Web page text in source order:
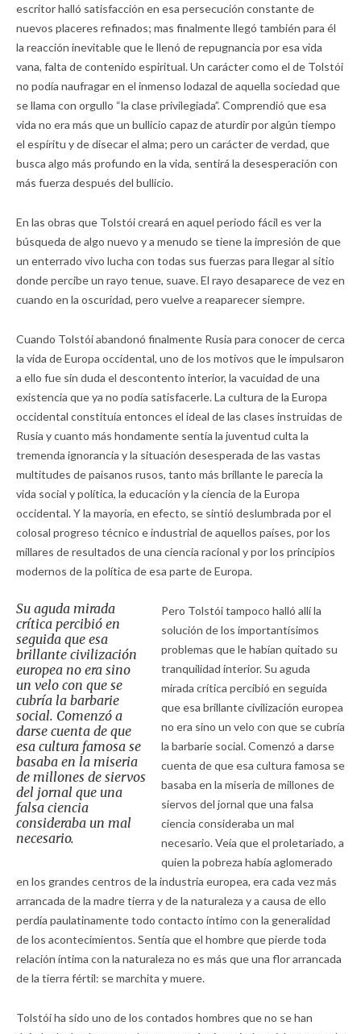
escritor halló satisfacción en esa persecución constante de
nuevos placeres refinados; mas finalmente llegó también para él
la reacción inevitable que le llenó de repugnancia por esa vida
vana, falta de contenido espiritual. Un carácter como el de Tolstói
no podía naufragar en el inmenso lodazal de aquella sociedad que
se llama con orgullo “la clase privilegiada”. Comprendió que esa
vida no era más que un bullicio capaz de aturdir por algún tiempo
el espíritu y de disecar el alma; pero un carácter de verdad, que
busca algo más profundo en la vida, sentirá la desesperación con
más fuerza después del bullicio.
En las obras que Tolstói creará en aquel periodo fácil es ver la
búsqueda de algo nuevo y a menudo se tiene la impresión de que
un enterrado vivo lucha con todas sus fuerzas para llegar al sitio
donde percibe un rayo tenue, suave. El rayo desaparece de vez en
cuando en la oscuridad, pero vuelve a reaparecer siempre.
Cuando Tolstói abandonó finalmente Rusia para conocer de cerca
la vida de Europa occidental, uno de los motivos que le impulsaron
a ello fue sin duda el descontento interior, la vacuidad de una
existencia que ya no podía satisfacerle. La cultura de la Europa
occidental constituía entonces el ideal de las clases instruidas de
Rusia y cuanto más hondamente sentía la juventud culta la
tremenda ignorancia y la situación desesperada de las vastas
multitudes de paisanos rusos, tanto más brillante le parecía la
vida social y política, la educación y la ciencia de la Europa
occidental. Y la mayoría, en efecto, se sintió deslumbrada por el
colosal progreso técnico e industrial de aquellos países, por los
millares de resultados de una ciencia racional y por los principios
modernos de la política de esa parte de Europa.
Su aguda mirada
crítica percibió en
seguida que esa
brillante civilización
europea no era sino
un velo con que se
cubría la barbarie
social. Comenzó a
darse cuenta de que
esa cultura famosa se
basaba en la miseria
de millones de siervos
del jornal que una
falsa ciencia
consideraba un mal
necesario.
Pero Tolstói tampoco halló allí la
solución de los importantísimos
problemas que le habían quitado su
tranquilidad interior. Su aguda
mirada crítica percibió en seguida
que esa brillante civilización europea
no era sino un velo con que se cubría
la barbarie social. Comenzó a darse
cuenta de que esa cultura famosa se
basaba en la miseria de millones de
siervos del jornal que una falsa
ciencia consideraba un mal
necesario. Veía que el proletariado, a
quien la pobreza había aglomerado
en los grandes centros de la industria europea, era cada vez más
arrancada de la madre tierra y de la naturaleza y a causa de ello
perdía paulatinamente todo contacto íntimo con la generalidad
de los acontecimientos. Sentía que el hombre que pierde toda
relación íntima con la naturaleza no es más que una flor arrancada
de la tierra fértil: se marchita y muere.
Tolstói ha sido uno de los contados hombres que no se han